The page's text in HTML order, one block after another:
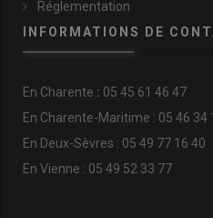
Réglementation
INFORMATIONS DE
En Charente : 05 45 61 46 47
En Charente-Maritime : 05 46 34
En Deux-Sèvres : 05 49 77 16 40
En Vienne : 05 49 52 33 77